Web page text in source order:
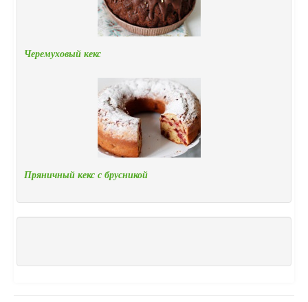
Черемуховый кекс
Пряничный кекс с брусникой